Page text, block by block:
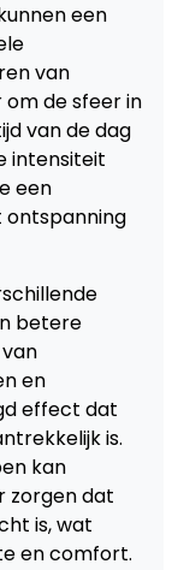
een
van
om de sfeer in
van de dag
intensiteit
een
ontspanning
betere
en
effect dat
is.
kan
zorgen dat
is, wat
en comfort.